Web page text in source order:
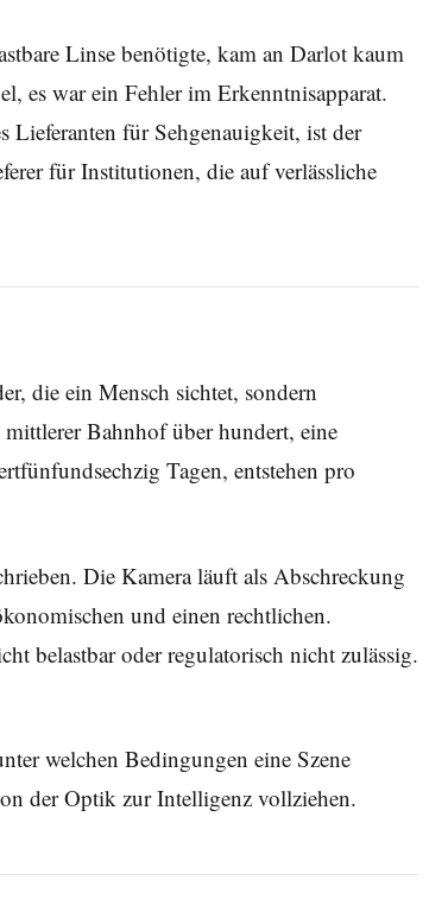
Linse benötigte, kam an Darlot kaum
es war ein Fehler im Erkenntnisapparat.
Lieferanten für Sehgenauigkeit, ist der
für Institutionen, die auf verlässliche
die ein Mensch sichtet, sondern
Bahnhof über hundert, eine
Tagen, entstehen pro
Die Kamera läuft als Abschreckung
und einen rechtlichen.
belastbar oder regulatorisch nicht zulässig.
welchen Bedingungen eine Szene
der Optik zur Intelligenz vollziehen.